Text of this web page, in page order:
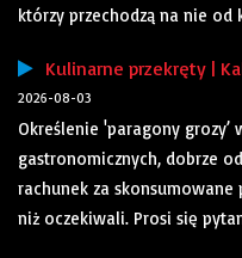
którzy przechodzą na nie od
Kulinarne przekręty |
2026-08-03
Określenie 'paragony grozy’
gastronomicznych, dobrze
rachunek za
niż oczekiwali. Prosi się